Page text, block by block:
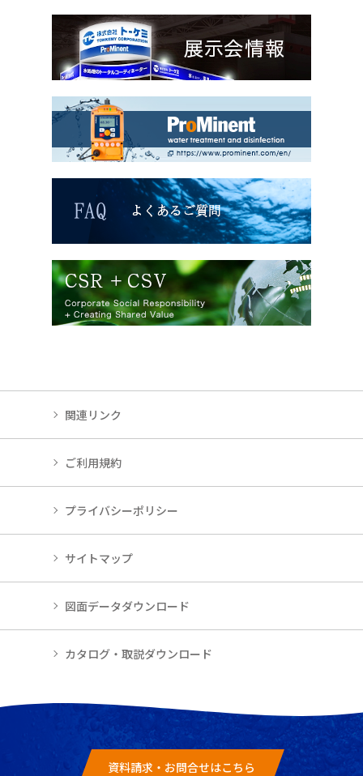
資料請求・お問合せはこちら
関連リンク
ご利用規約
プライバシーポリシー
サイトマップ
図面データダウンロード
カタログ・取説ダウンロード